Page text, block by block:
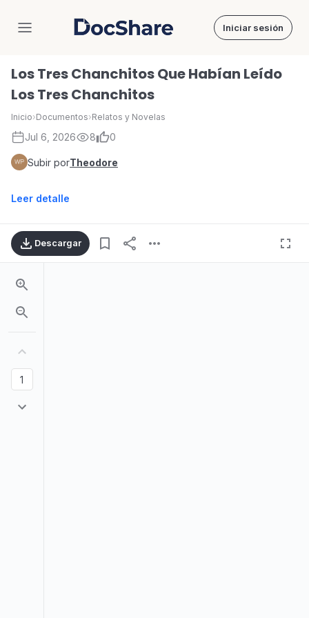
DocShare Iniciar sesión
Los Tres Chanchitos Que Habían Leído
Los Tres Chanchitos
Inicio›Documentos›Relatos y Novelas
Jul 6, 2026 8 0
Subir porTheodore
Leer detalle
Descargar